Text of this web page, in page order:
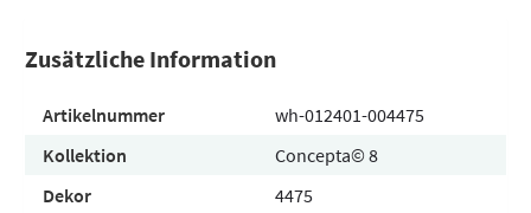
Zusätzliche Information
Artikelnummer
wh-012401-004475
Kollektion
Concepta© 8
Dekor
4475